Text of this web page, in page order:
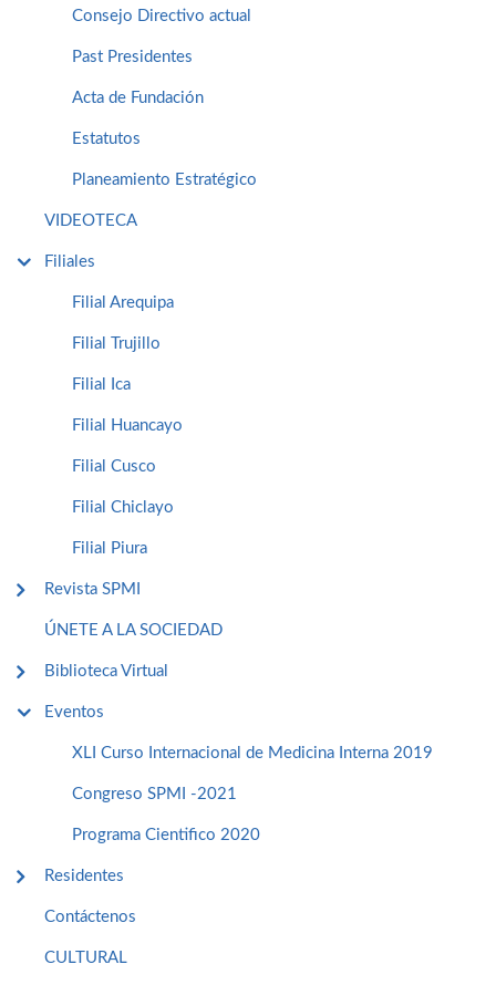
Consejo Directivo actual
Past Presidentes
Acta de Fundación
Estatutos
Planeamiento Estratégico
VIDEOTECA
Filiales
Filial Arequipa
Filial Trujillo
Filial Ica
Filial Huancayo
Filial Cusco
Filial Chiclayo
Filial Piura
Revista SPMI
ÚNETE A LA SOCIEDAD
Biblioteca Virtual
Eventos
XLI Curso Internacional de Medicina Interna 2019
Congreso SPMI -2021
Programa Cientifico 2020
Residentes
Contáctenos
CULTURAL